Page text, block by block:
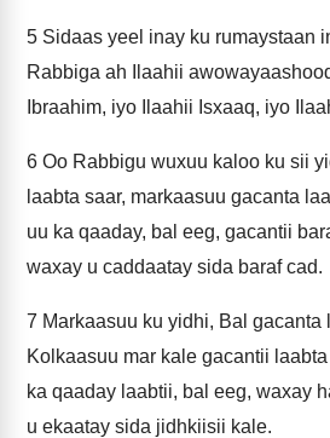
5 Sidaas yeel inay ku rumaystaan
Rabbiga ah Ilaahii
Ibraahim, iyo Ilaahii Isxaaq, iyo
6 Oo Rabbigu wuxuu kaloo ku sii
laabta saar, markaasuu gacanta
uu ka qaaday, bal eeg, gacantii
waxay u caddaatay sida baraf cad.
7 Markaasuu ku yidhi, Bal gacanta
Kolkaasuu mar kale gacantii
ka qaaday laabtii, bal eeg, waxay
u ekaatay sida jidhkiisii kale.